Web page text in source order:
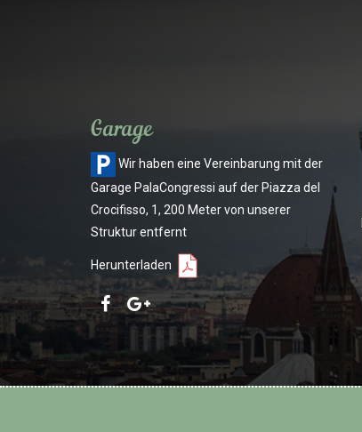
Garage
Wir haben eine Vereinbarung mit der
Garage PalaCongressi auf der Piazza del
Crocifisso, 1, 200 Meter von unserer
Struktur entfernt
Herunterladen